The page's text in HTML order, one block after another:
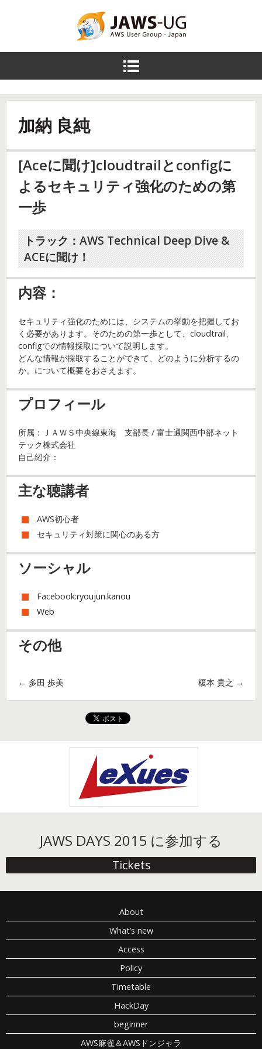
JAWS DAYS
2015
加納 良純
[Aceに聞け]cloudtrailとconfigに
よるセキュリティ強化のための第
一歩
トラック：AWS Technical Deep Dive &
ACEに聞け！
内容：
セキュリティ強化のためには、システムの挙動を把握してお
く必要があります。そのための第一歩として、cloudtrail、
configでの情報採取について説明します。
どんな情報が採取することができて、どのように分析するの
か。について概要をおさえます。
プロフィール
所属：ＪＡＷＳ中央線東海 支部長 / 富士通関西中部ネット
テック株式会社
自己紹介：
主な聴講者
AWS初心者
セキュリティ対策に関心のある方
ソーシャル
Facebook:ryoujun.kanou
Web
その他
投稿ナビゲーション
← 多田 歩美 榎本 貴之 →
JAWS DAYS 2015 に参加する
Tickets
About
What’s new
Access
Policy
Timetable
HackDay
beginner
AWS麻雀＆AWSドンジャラ